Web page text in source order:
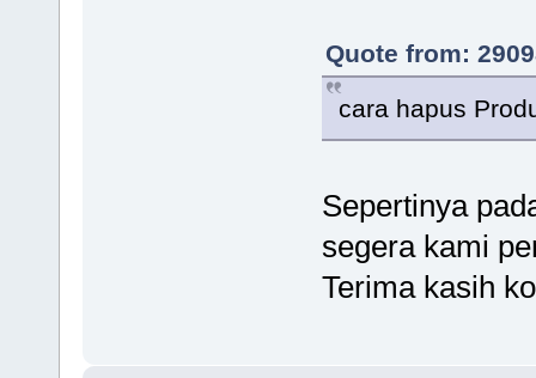
Quote from:
cara hapus
Sepertinya
segera kami
Terima kasih